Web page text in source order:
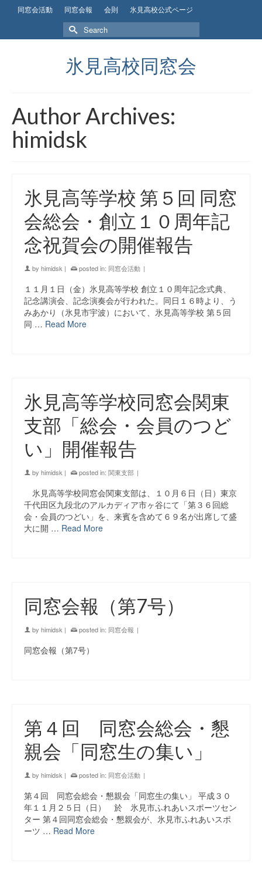
同窓会活動 同窓会報 会則 氷見高校公式ページ
Search
for:
氷見高校同窓会
Author Archives:
himidsk
氷見高等学校 第５回 同窓
会総会・創立１０周年記
念祝賀会の開催報告
by himidsk | posted in: 同窓会活動 |
１１月１日（金）氷見高等学校 創立１０周年記念式典、
記念講演会、記念演奏会が行われた。同日１６時より、う
みあかり（氷見市宇波）において、氷見高等学校 第５回
同 … Read More
氷見高等学校同窓会関東
支部「総会・会員のつど
い」開催報告
by himidsk | posted in: 関東支部 |
氷見高等学校同窓会関東支部は、１０月６日（日）東京
千代田区九段北のアルカディア市ヶ谷にて「第３６回総
会・会員のつどい」を、来賓を含めて６９名が出席して盛
大に開 … Read More
同窓会報（第7号）
by himidsk | posted in: 同窓会報 |
同窓会報（第7号）
第４回 同窓会総会・懇
親会「同窓生の集い」
by himidsk | posted in: 同窓会活動 |
第４回 同窓会総会・懇親会「同窓生の集い」 平成３０
年１１月２５日（日） 於 氷見市ふれあいスポーツセン
ター 第４回同窓会総会・懇親会が、氷見市ふれあいスポ
ーツ … Read More